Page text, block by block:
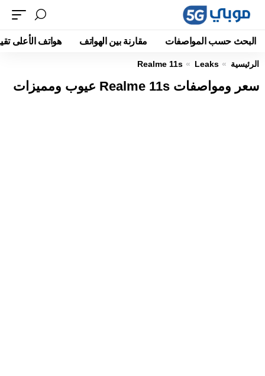
البحث حسب المواصفات مقارنة بين الهواتف هواتف الأعلى
الرئيسية Leaks
Realme 11s
سعر ومواصفات Realme 11s عيوب ومميزات